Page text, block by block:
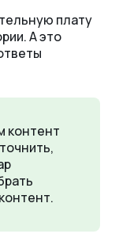
плату
А это
контент